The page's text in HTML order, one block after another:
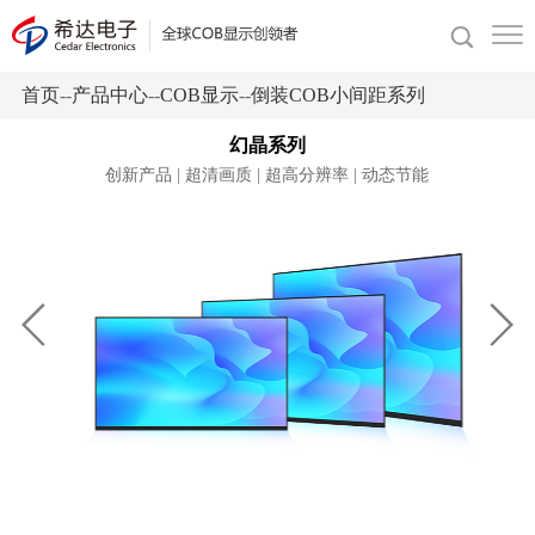
首页--产品中心--COB显示--倒装COB小间距系列
幻晶系列
创新产品 | 超清画质 | 超高分辨率 | 动态节能